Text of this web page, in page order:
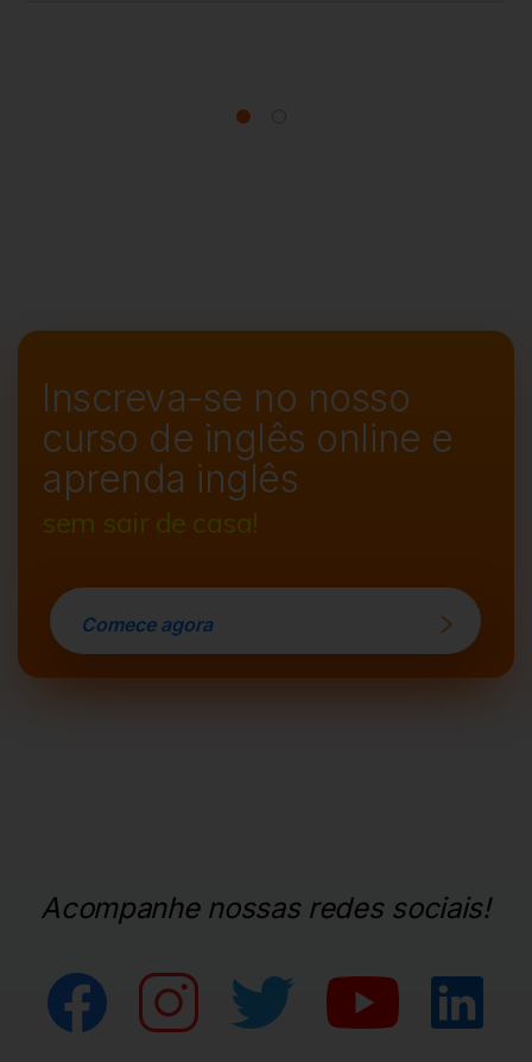
Inscreva-se no nosso
curso de inglês online e
aprenda inglês
sem sair de casa!
Comece agora
Acompanhe nossas redes sociais!